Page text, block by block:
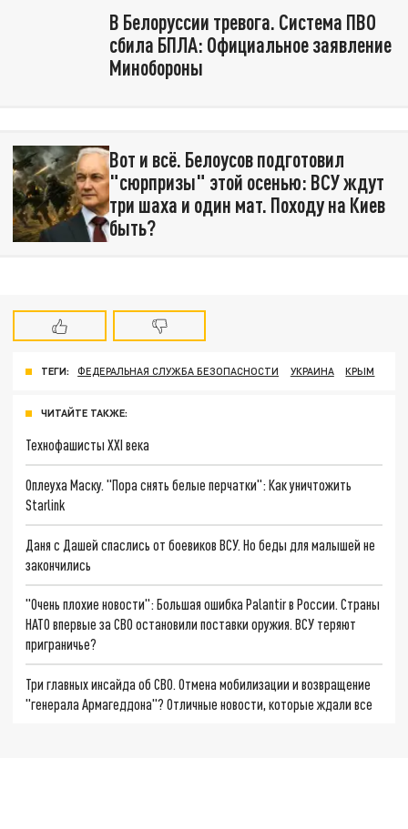
В Белоруссии тревога. Система ПВО
сбила БПЛА: Официальное заявление
Минобороны
Вот и всё. Белоусов подготовил
"сюрпризы" этой осенью: ВСУ ждут
три шаха и один мат. Походу на Киев
быть?
ТЕГИ: ФЕДЕРАЛЬНАЯ СЛУЖБА БЕЗОПАСНОСТИ УКРАИНА КРЫМ
ЧИТАЙТЕ ТАКЖЕ:
Технофашисты XXI века
Оплеуха Маску. "Пора снять белые перчатки": Как уничтожить
Starlink
Даня с Дашей спаслись от боевиков ВСУ. Но беды для малышей не
закончились
"Очень плохие новости": Большая ошибка Palantir в России. Страны
НАТО впервые за СВО остановили поставки оружия. ВСУ теряют
приграничье?
Три главных инсайда об СВО. Отмена мобилизации и возвращение
"генерала Армагеддона"? Отличные новости, которые ждали все